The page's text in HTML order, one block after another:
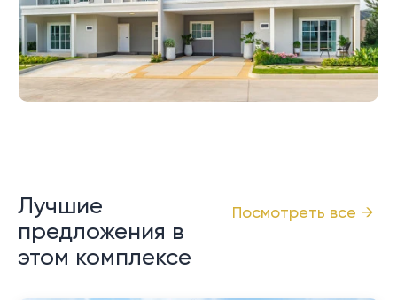
Посмотреть все →
Лучшие
предложения в
этом комплексе